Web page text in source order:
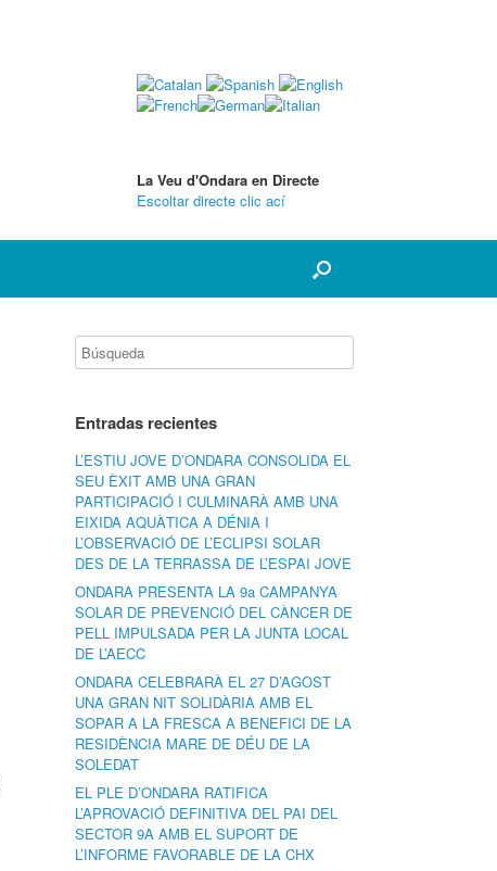
La Veu d'Ondara en Directe
Escoltar directe clic ací
Entradas recientes
L’ESTIU JOVE D’ONDARA CONSOLIDA EL
SEU ÈXIT AMB UNA GRAN
PARTICIPACIÓ I CULMINARÀ AMB UNA
EIXIDA AQUÀTICA A DÉNIA I
L’OBSERVACIÓ DE L’ECLIPSI SOLAR
DES DE LA TERRASSA DE L’ESPAI JOVE
ONDARA PRESENTA LA 9a CAMPANYA
SOLAR DE PREVENCIÓ DEL CÀNCER DE
PELL IMPULSADA PER LA JUNTA LOCAL
DE L’AECC
ONDARA CELEBRARÀ EL 27 D’AGOST
UNA GRAN NIT SOLIDÀRIA AMB EL
SOPAR A LA FRESCA A BENEFICI DE LA
RESIDÈNCIA MARE DE DÉU DE LA
SOLEDAT
EL PLE D’ONDARA RATIFICA
L’APROVACIÓ DEFINITIVA DEL PAI DEL
SECTOR 9A AMB EL SUPORT DE
L’INFORME FAVORABLE DE LA CHX